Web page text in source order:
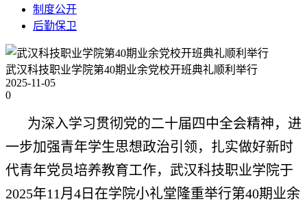
制度公开
后勤保卫
武汉科技职业学院第40期业余党校开班典礼顺利举行
2025-11-05
0
为深入学习贯彻党的二十届四中全会精神，进
一步加强青年学生思想政治引领，扎实做好新时
代青年党员培养教育工作，武汉科技职业学院于
2025年11月4日在学院小礼堂隆重举行第40期业余